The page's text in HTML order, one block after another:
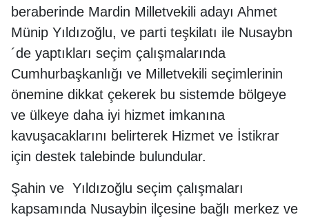
beraberinde Mardin Milletvekili adayı Ahmet
Münip Yıldızoğlu, ve parti teşkilatı ile Nusaybn
´de yaptıkları seçim çalışmalarında
Cumhurbaşkanlığı ve Milletvekili seçimlerinin
önemine dikkat çekerek bu sistemde bölgeye
ve ülkeye daha iyi hizmet imkanına
kavuşacaklarını belirterek Hizmet ve İstikrar
için destek talebinde bulundular.
Şahin ve Yıldızoğlu seçim çalışmaları
kapsamında Nusaybin ilçesine bağlı merkez ve